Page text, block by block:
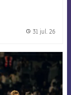
31 jul. 26
badge